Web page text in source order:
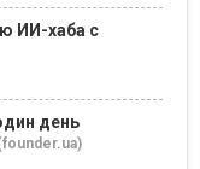
ИИ-хаба с
день